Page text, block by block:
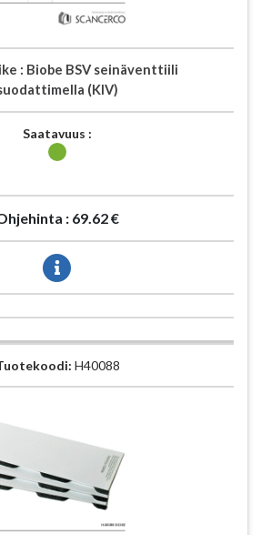
: Biobe BSV seinäventtiili
(KIV)
Saatavuus :
: 69.62 €
H40088